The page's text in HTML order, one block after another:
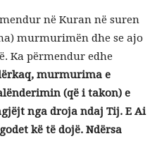
në Kuran në suren
murmurimën dhe se ajo
Ka përmendur edhe
murmurima e
(që i takon) e
nga droja ndaj Tij. E Ai
kë të dojë. Ndërsa